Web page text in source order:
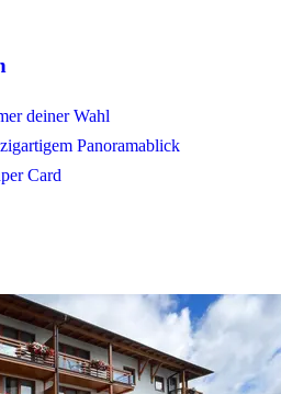
deiner Wahl
Panoramablick
Card